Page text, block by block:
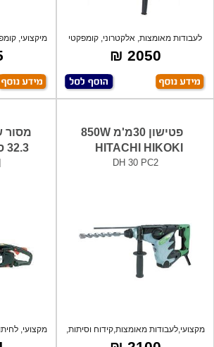
לעבודות מאומצות, אלקטרוני, קומפקטי
וקל,
2050 ₪
מיקצועי,
פטישון 30מ'מ 850W
HITACHI HIKOKI
DH 30 PC2
מקצועי,לעבודות מאומצות,קידוח וסיתות,
עם
מקצועי,